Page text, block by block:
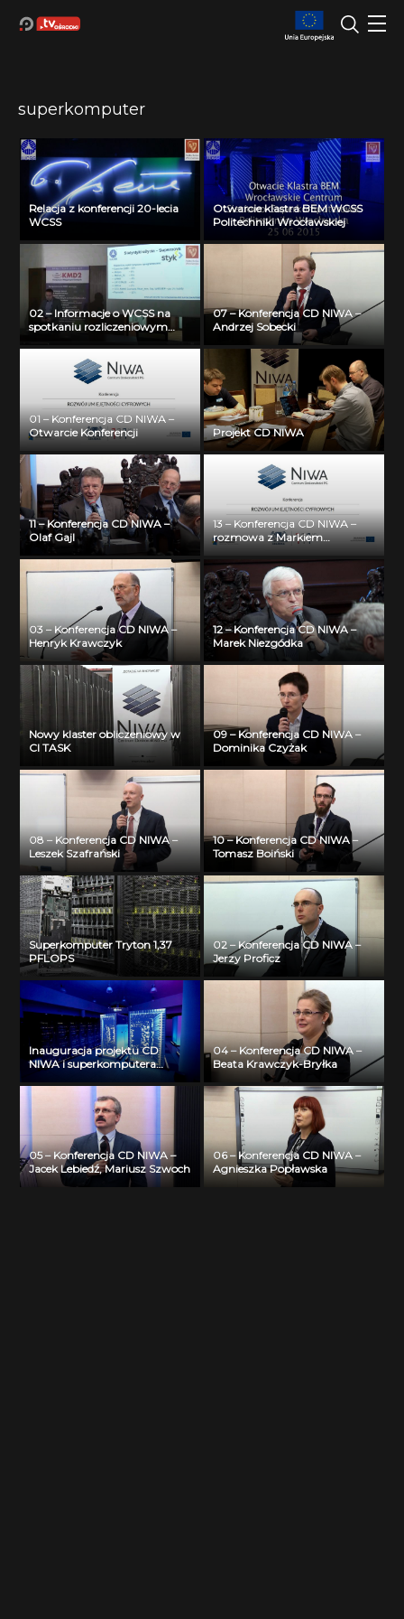
superkomputer
Relacja z konferencji 20-lecia
WCSS
Otwarcie klastra BEM WCSS
Politechniki Wrocławskiej
02 – Informacje o WCSS na
spotkaniu rozliczeniowym
07 – Konferencja CD NIWA –
Andrzej Sobecki
01 – Konferencja CD NIWA –
Otwarcie Konferencji
Projekt CD NIWA
11 – Konferencja CD NIWA –
Olaf Gajl
13 – Konferencja CD NIWA –
rozmowa z Markiem
Niezgódką i Olafem Gajlem
03 – Konferencja CD NIWA –
Henryk Krawczyk
12 – Konferencja CD NIWA –
Marek Niezgódka
Nowy klaster obliczeniowy w
CI TASK
09 – Konferencja CD NIWA –
Dominika Czyżak
08 – Konferencja CD NIWA –
Leszek Szafrański
10 – Konferencja CD NIWA –
Tomasz Boiński
Superkomputer Tryton 1,37
PFLOPS
02 – Konferencja CD NIWA –
Jerzy Proficz
Inauguracja projektu CD
NIWA i superkomputera
04 – Konferencja CD NIWA –
Beata Krawczyk-Bryłka
05 – Konferencja CD NIWA –
Jacek Lebiedź, Mariusz Szwoch
06 – Konferencja CD NIWA –
Agnieszka Popławska